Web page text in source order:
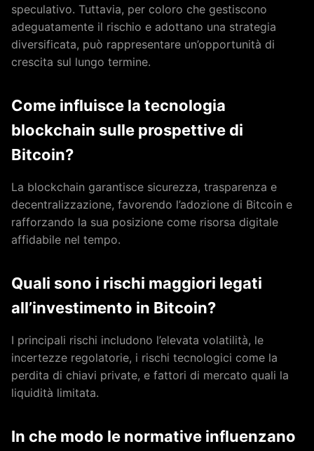
speculativo. Tuttavia, per coloro che gestiscono
adeguatamente il rischio e adottano una strategia
diversificata, può rappresentare un’opportunità di
crescita sul lungo termine.
Come influisce la tecnologia
blockchain sulle prospettive di
Bitcoin?
La blockchain garantisce sicurezza, trasparenza e
decentralizzazione, favorendo l’adozione di Bitcoin e
rafforzando la sua posizione come risorsa digitale
affidabile nel tempo.
Quali sono i rischi maggiori legati
all’investimento in Bitcoin?
I principali rischi includono l’elevata volatilità, le
incertezze regolatorie, i rischi tecnologici come la
perdita di chiavi private, e fattori di mercato quali la
liquidità limitata.
In che modo le normative influenzano